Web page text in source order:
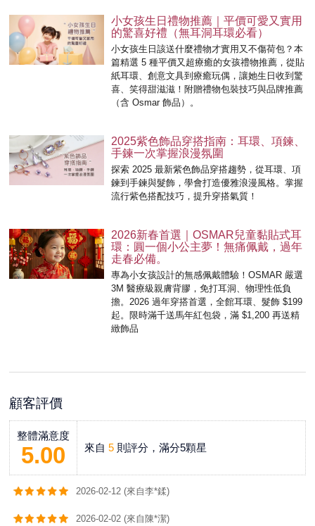
小女孩生日禮物推薦｜平價可愛又實用
的驚喜好禮（無耳洞耳環必看）
小女孩生日該送什麼禮物才實用又不傷荷包？本
篇精選 5 種平價又超療癒的女孩禮物推薦，從貼
紙耳環、創意文具到療癒玩偶，讓她生日收到驚
喜、笑得甜滋滋！附贈禮物包裝技巧與品牌推薦
（含 Osmar 飾品）。
2025紫色飾品穿搭指南：耳環、項鍊、
手鍊一次掌握浪漫氛圍
探索 2025 最新紫色飾品穿搭趨勢，從耳環、項
鍊到手鍊與髮飾，學會打造優雅浪漫風格。掌握
流行紫色搭配技巧，提升穿搭氣質！
2026新春首選｜OSMAR兒童黏貼式耳
環：圓一個小公主夢！無痛佩戴，過年
走春必備。
專為小女孩設計的無感佩戴體驗！OSMAR 嚴選
3M 醫療級親膚背膠，免打耳洞、物理性低負
擔。2026 過年穿搭首選，全館耳環、髮飾 $199
起。限時滿千送馬年紅包袋，滿 $1,200 再送精
緻飾品
顧客評價
整體滿意度
5.00 來自5 則評分，滿分5顆星
2026-02-12 (來自李*鍒)
2026-02-02 (來自陳*潔)